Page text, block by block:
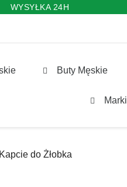
WYSYŁKA 24H
Buty Męskie
Marki
Kapcie do Żłobka